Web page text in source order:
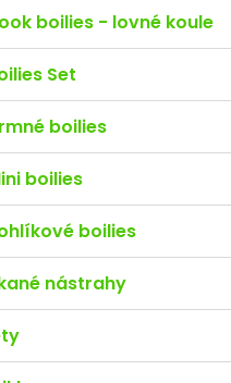
boilies - lovné koule
Set
boilies
boilies
boilies
nástrahy